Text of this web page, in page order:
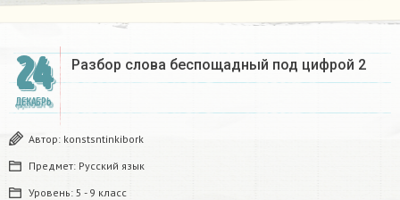
24
ДЕКАБРЬ
Разбор слова беспощадный под цифрой 2
Автор: konstsntinkibork
Предмет: Русский язык
Уровень: 5 - 9 класс